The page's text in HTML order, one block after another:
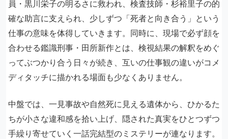
員・黒川栄子の明るさに救われ、検査技師・杉裕里子の的
確な助言に支えられ、少しずつ「死者と向き合う」という
仕事の意味を体得していきます。同時に、現場で必ず顔を
合わせる鑑識刑事・田所新作とは、検視結果の解釈をめぐ
ってぶつかり合う日々が続き、互いの仕事観の違いがコメ
ディタッチに描かれる場面も少なくありません。
中盤では、一見事故や自然死に見える遺体から、ひかるた
ちが小さな違和感を拾い上げ、隠された真実をひとつずつ
手繰り寄せていく一話完結型のミステリーが連なります。